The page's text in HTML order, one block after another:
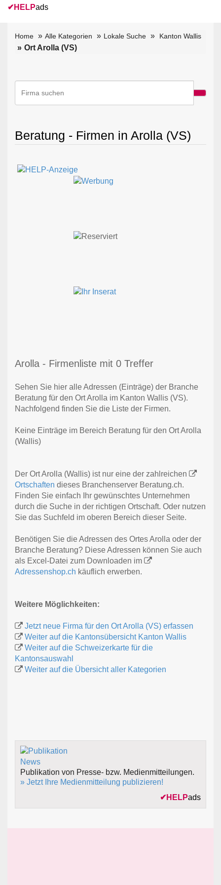
✔ HELPads
Home Alle Kategorien Lokale Suche Kanton Wallis
Ort Arolla (VS)
Beratung - Firmen in Arolla (VS)
Arolla - Firmenliste mit 0 Treffer
Sehen Sie hier alle Adressen (Einträge) der Branche
Beratung für den Ort Arolla im Kanton Wallis (VS).
Nachfolgend finden Sie die Liste der Firmen.
Keine Einträge im Bereich Beratung für den Ort Arolla
(Wallis)
Der Ort Arolla (Wallis) ist nur eine der zahlreichen
Ortschaften dieses Branchenserver Beratung.ch.
Finden Sie einfach Ihr gewünschtes Unternehmen
durch die Suche in der richtigen Ortschaft. Oder nutzen
Sie das Suchfeld im oberen Bereich dieser Seite.
Benötigen Sie die Adressen des Ortes Arolla oder der
Branche Beratung? Diese Adressen können Sie auch
als Excel-Datei zum Downloaden im
Adressenshop.ch käuflich erwerben.
Weitere Möglichkeiten:
Jetzt neue Firma für den Ort Arolla (VS) erfassen
Weiter auf die Kantonsübersicht Kanton Wallis
Weiter auf die Schweizerkarte für die
Kantonsauswahl
Weiter auf die Übersicht aller Kategorien
Publikation von Presse- bzw. Medienmitteilungen.
» Jetzt Ihre Medienmitteilung publizieren!
✔ HELPads